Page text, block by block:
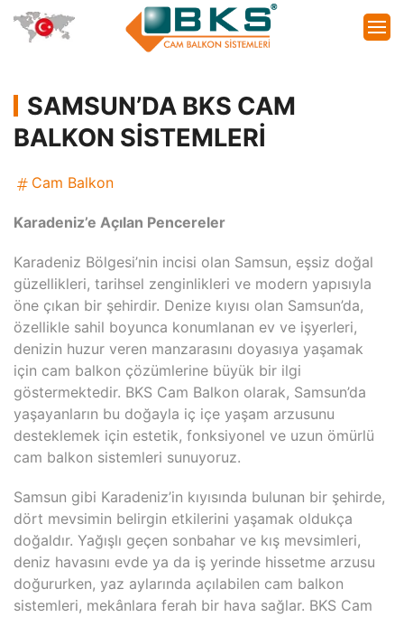
SAMSUN’DA BKS CAM
BALKON SISTEMLERI
Cam Balkon
Karadeniz’e Açılan Pencereler
Karadeniz Bölgesi’nin incisi olan Samsun, eşsiz doğal
güzellikleri, tarihsel zenginlikleri ve modern yapısıyla
öne çıkan bir şehirdir. Denize kıyısı olan Samsun’da,
özellikle sahil boyunca konumlanan ev ve işyerleri,
denizin huzur veren manzarasını doyasıya yaşamak
için cam balkon çözümlerine büyük bir ilgi
göstermektedir. BKS Cam Balkon olarak, Samsun’da
yaşayanların bu doğayla iç içe yaşam arzusunu
desteklemek için estetik, fonksiyonel ve uzun ömürlü
cam balkon sistemleri sunuyoruz.
Samsun gibi Karadeniz’in kıyısında bulunan bir şehirde,
dört mevsimin belirgin etkilerini yaşamak oldukça
doğaldır. Yağışlı geçen sonbahar ve kış mevsimleri,
deniz havasını evde ya da iş yerinde hissetme arzusu
doğururken, yaz aylarında açılabilen cam balkon
sistemleri, mekânlara ferah bir hava sağlar. BKS Cam